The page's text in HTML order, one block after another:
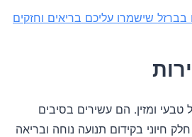
ומזין. הם עשירים בסיבים
חיוני בקידום תנועה נוחה ובריאה